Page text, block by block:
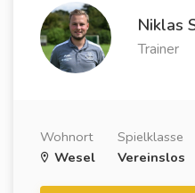
Niklas
Trainer
Wohnort
Wesel
Spielklasse
Vereinslos